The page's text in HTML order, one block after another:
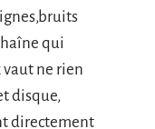
qui
ne rien
disque,
directement